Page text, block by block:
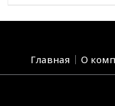
Главная О